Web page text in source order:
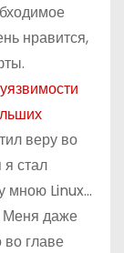
нравится,
веру во
стал
мною Linux…
Меня даже
во главе